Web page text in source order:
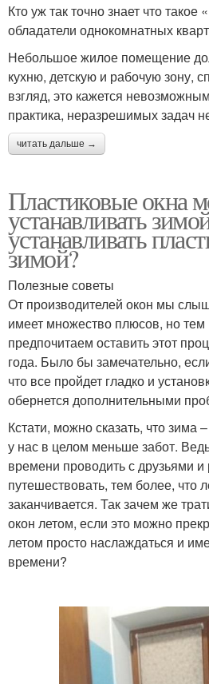
Кто уж так точно знает что такое
обладатели однокомнатных
Небольшое жилое помещение
кухню, детскую и рабочую зону,
взгляд, это кажется
практика, неразрешимых задач
читать дальше →
Пластиковые окна
устанавливать
устанавливать
зимой?
Полезные советы
От производителей окон мы
имеет множество плюсов, но
предпочитаем оставить этот
года. Было бы замечательно,
что все пройдет гладко и
обернется дополнительными
Кстати, можно сказать, что зима
у нас в целом меньше забот.
времени проводить с друзьями
путешествовать, тем более, что
заканчивается. Так зачем же
окон летом, если это можно
летом просто наслаждаться и
времени?